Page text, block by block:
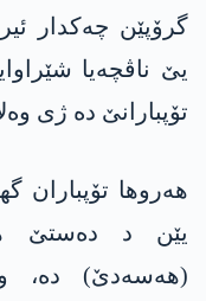
گرۆپێن چەکدار
یێ ناڤچەیا
تۆپبارانێ دە ژی
ھەروھا تۆپباران
یێن د دەستێ
(ھەسەدێ) دە،